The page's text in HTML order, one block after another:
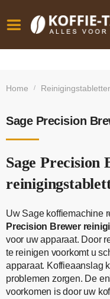
Home /
Sage Precision
Sage Precision
Uw Sage koffiemachine
Precision Brewer
voor uw apparaat. Door
te reinigen voorkomt u
apparaat. Koffieaanslag
problemen zorgen. De
voorkomen is door uw